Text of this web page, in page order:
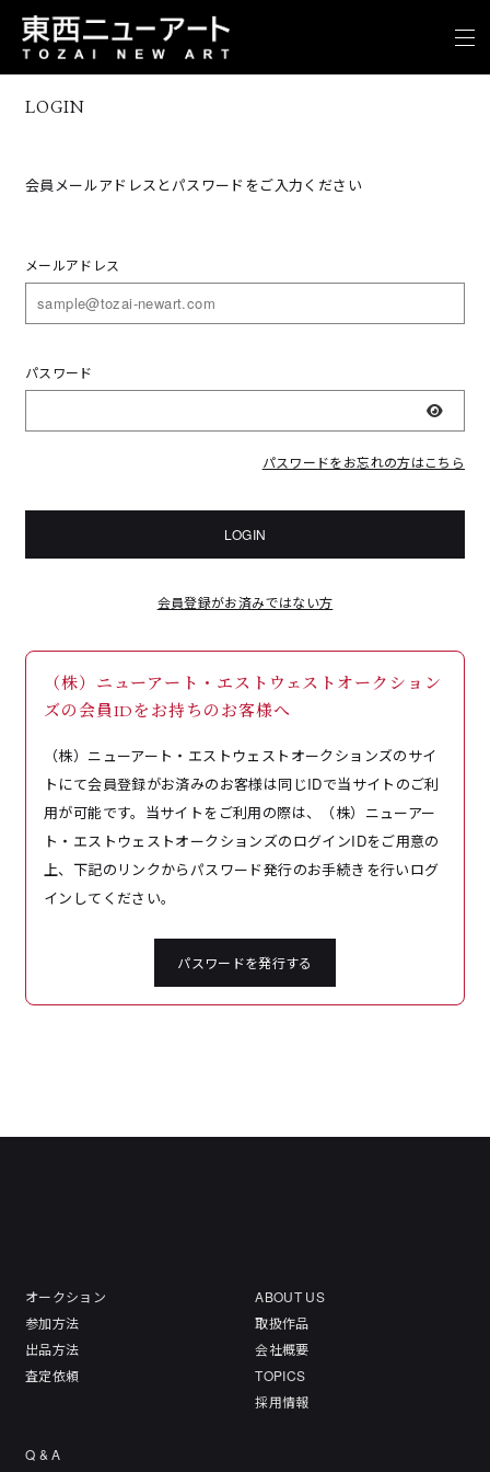
LOGIN
会員メールアドレスとパスワードをご入力ください
メールアドレス
パスワード
表示
パスワードをお忘れの方はこちら
LOGIN
会員登録がお済みではない方
（株）ニューアート・エストウェストオークション
ズの会員IDをお持ちのお客様へ
（株）ニューアート・エストウェストオークションズのサイ
トにて会員登録がお済みのお客様は同じIDで当サイトのご利
用が可能です。当サイトをご利用の際は、（株）ニューアー
ト・エストウェストオークションズのログインIDをご用意の
上、下記のリンクからパスワード発行のお手続きを行いログ
インしてください。
パスワードを発行する
オークション
参加方法
出品方法
査定依頼
ABOUT US
取扱作品
会社概要
TOPICS
採用情報
Q & A